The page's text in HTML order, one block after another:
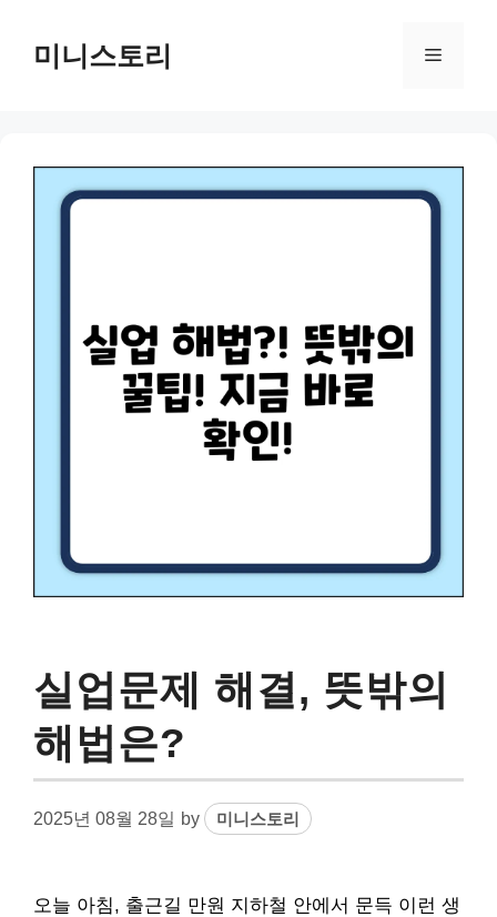
content미니스토리 Menu
실업문제 해결, 뜻밖의
해법은?
2025년 08월 28일 by 미니스토리
오늘 아침, 출근길 만원 지하철 안에서 문득 이런 생